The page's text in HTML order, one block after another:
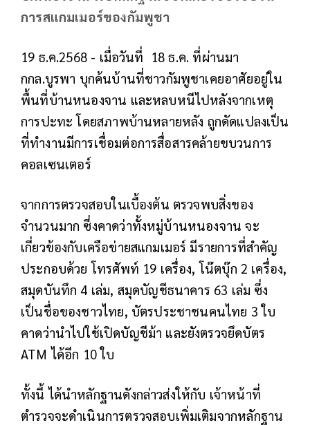
การสแกมเมอร์ของกัมพูชา
19 ธ.ค.2568 - เมื่อวันที่ 18 ธ.ค. ที่ผ่านมา
กกล.บูรพา บุกค้นบ้านที่ชาวกัมพูชาเคยอาศัยอยู่ใน
พื้นที่บ้านหนองจาน และหลบหนีไปหลังจากเหตุ
การปะทะ โดยสภาพบ้านหลายหลัง ถูกดัดแปลงเป็น
ที่ทำงานมีการเชื่อมต่อการสื่อสารคล้ายขบวนการ
คอลเซนเตอร์
จากการตรวจสอบในเบื้องต้น ตรวจพบสิ่งของ
จำนวนมาก ซึ่งคาดว่าทั้งหมู่บ้านหนองจาน จะ
เกี่ยวข้องกับเครือข่ายสแกมเมอร์ มีรายการที่สำคัญ
ประกอบด้วย โทรศัพท์ 19 เครื่อง, โน๊ตบุ๊ก 2 เครื่อง,
สมุดบันทึก 4 เล่ม, สมุดบัญชีธนาคาร 63 เล่ม ซึ่ง
เป็นชื่อของชาวไทย, บัตรประชาชนคนไทย 3 ใบ
คาดว่านำไปใช้เปิดบัญชีม้า และยังตรวจยึดบัตร
ATM ได้อีก 10 ใบ
ทั้งนี้ ได้นำหลักฐานดังกล่าวส่งให้กับ เจ้าหน้าที่
ตำรวจจะดำเนินการตรวจสอบเพิ่มเติมจากหลักฐาน